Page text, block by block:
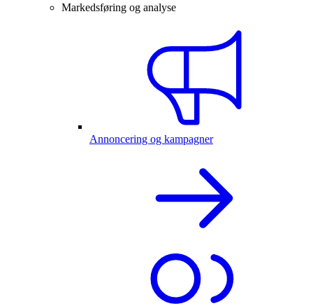
Markedsføring og analyse
Annoncering og kampagner